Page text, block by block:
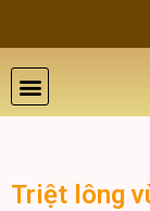
Triệt lông